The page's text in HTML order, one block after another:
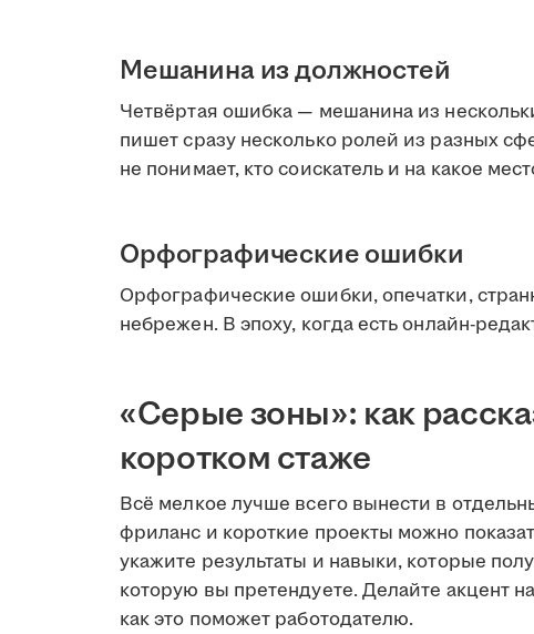
Мешанина из должностей
Четвёртая ошибка — мешанина из
пишет сразу несколько ролей из разных
не понимает, кто соискатель и на какое
Орфографические ошибки
Орфографические ошибки, опечатки,
небрежен. В эпоху, когда есть онлайн-
«Серые зоны»: как
коротком стаже
Всё мелкое лучше всего вынести в
фриланс и короткие проекты можно
укажите результаты и навыки, которые
которую вы претендуете. Делайте акцент
как это поможет работодателю.